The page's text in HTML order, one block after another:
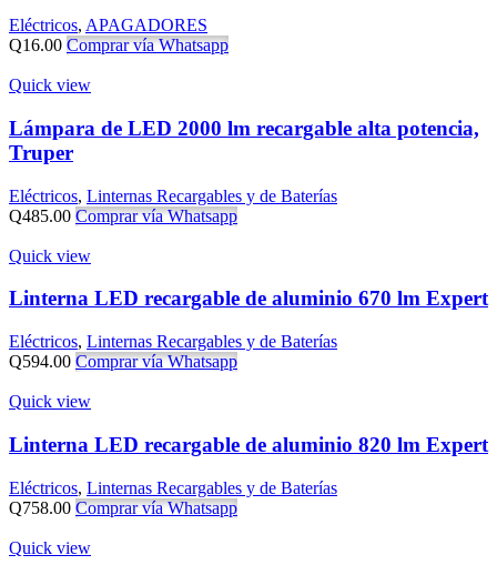
Eléctricos, APAGADORES
Q16.00 Comprar vía Whatsapp
Quick view
Lámpara de LED 2000 lm recargable alta potencia,
Truper
Eléctricos, Linternas Recargables y de Baterías
Q485.00 Comprar vía Whatsapp
Quick view
Linterna LED recargable de aluminio 670 lm Expert
Eléctricos, Linternas Recargables y de Baterías
Q594.00 Comprar vía Whatsapp
Quick view
Linterna LED recargable de aluminio 820 lm Expert
Eléctricos, Linternas Recargables y de Baterías
Q758.00 Comprar vía Whatsapp
Quick view